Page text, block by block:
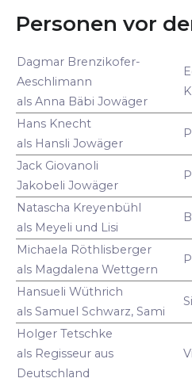
Personen vor
Dagmar Brenzikofer-
Aeschlimann
als Anna Bäbi Jowäger
Hans Knecht
als Hansli Jowäger
Jack Giovanoli
Jakobeli Jowäger
Natascha Kreyenbühl
als Meyeli und Lisi
Michaela Röthlisberger
als Magdalena Wettgern
Hansueli Wüthrich
als Samuel Schwarz, Sami
Holger Tetschke
als Regisseur aus
Deutschland